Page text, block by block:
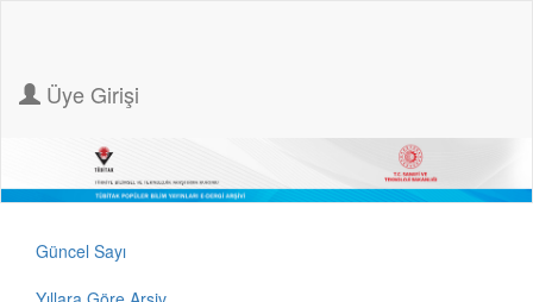
Üye Girişi
Güncel Sayı